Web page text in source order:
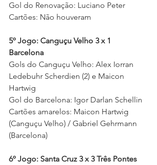
Gol do Renovação: Luciano Peter
Cartões: Não houveram
5º Jogo: Canguçu Velho 3 x 1
Barcelona
Gols do Canguçu Velho: Alex Iorran
Ledebuhr Scherdien (2) e Maicon
Hartwig
Gol do Barcelona: Igor Darlan Schellin
Cartões amarelos: Maicon Hartwig
(Canguçu Velho) / Gabriel Gehrmann
(Barcelona)
6º Jogo: Santa Cruz 3 x 3 Três Pontes